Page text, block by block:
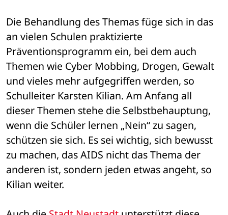
Die Behandlung des Themas füge sich in das
an vielen Schulen praktizierte
Präventionsprogramm ein, bei dem auch
Themen wie Cyber Mobbing, Drogen, Gewalt
und vieles mehr aufgegriffen werden, so
Schulleiter Karsten Kilian. Am Anfang all
dieser Themen stehe die Selbstbehauptung,
wenn die Schüler lernen „Nein“ zu sagen,
schützen sie sich. Es sei wichtig, sich bewusst
zu machen, das AIDS nicht das Thema der
anderen ist, sondern jeden etwas angeht, so
Kilian weiter.